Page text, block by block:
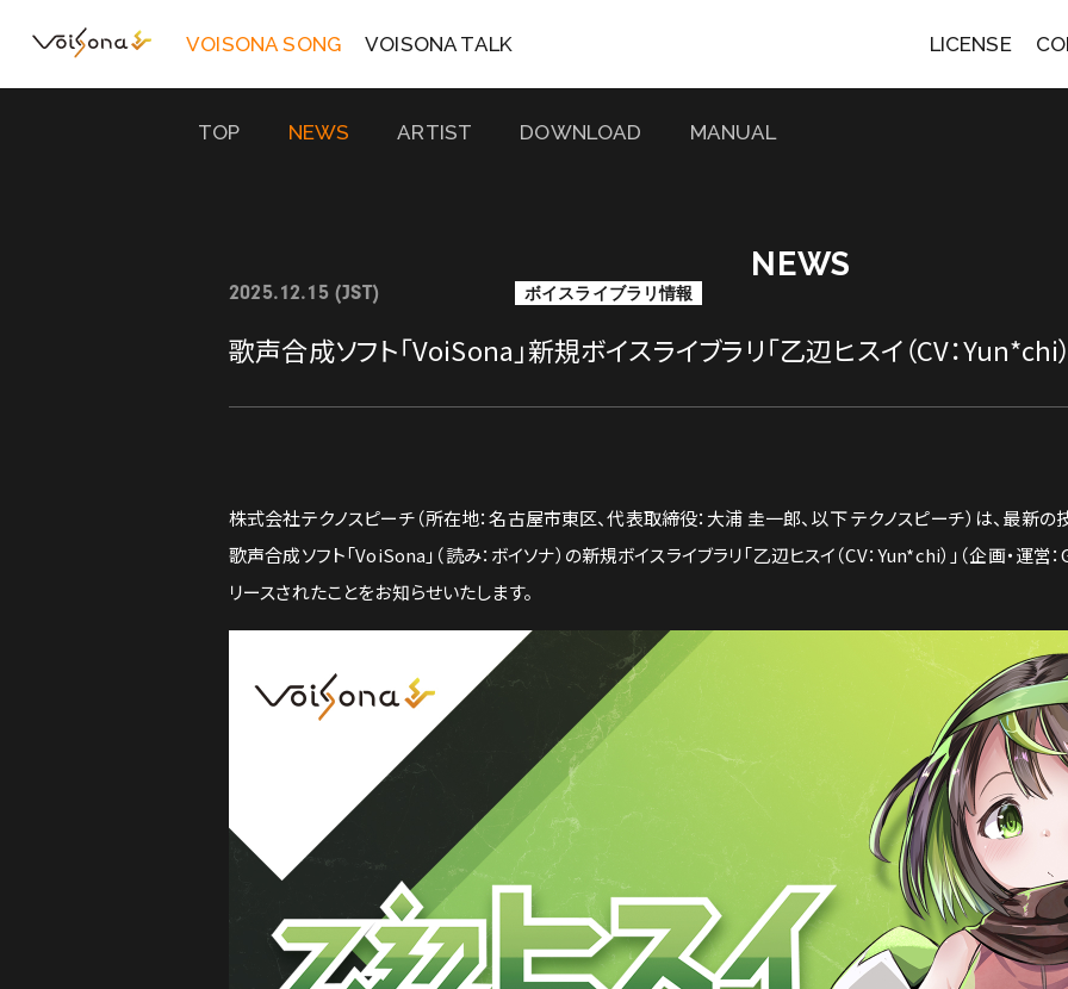
VOISONA SONG VOISONA TALK LICENSE
TOP NEWS ARTIST DOWNLOAD MANUAL
NEWS
2025.12.15 (JST) ボイスライブラリ情報
歌声合成ソフト「VoiSona」新規ボイスライブラリ「乙辺ヒスイ（CV：Yun*chi
株式会社テクノスピーチ（所在地：名古屋市東区、代表取締役：大浦 圭一郎、以下 テクノスピーチ）は、最新
歌声合成ソフト「VoiSona」（読み：ボイソナ）の新規ボイスライブラリ「乙辺ヒスイ（CV：Yun*chi）」（企画・運
リースされたことをお知らせいたします。